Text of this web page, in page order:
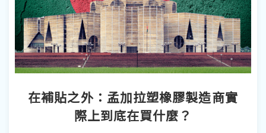
在補貼之外：孟加拉塑橡膠製造商實
際上到底在買什麼？